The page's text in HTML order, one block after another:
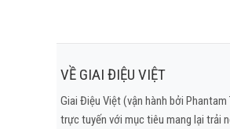
VỀ GIAI ĐIỆU VIỆT
Giai Điệu Việt (vận hành bởi
trực tuyến với mục tiêu mang lại trải